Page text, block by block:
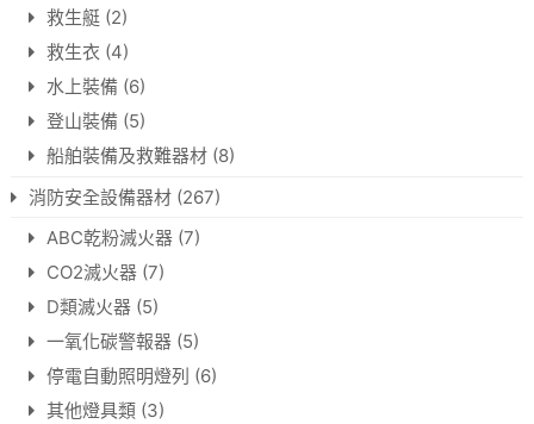
救生艇 (2)
救生衣 (4)
水上裝備 (6)
登山裝備 (5)
船舶裝備及救難器材 (8)
消防安全設備器材 (267)
ABC乾粉滅火器 (7)
CO2滅火器 (7)
D類滅火器 (5)
一氧化碳警報器 (5)
停電自動照明燈列 (6)
其他燈具類 (3)